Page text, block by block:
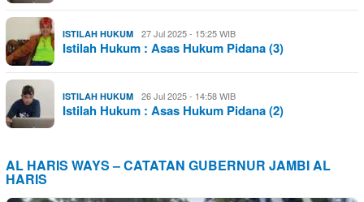
ISTILAH HUKUM 27 Jul 2025 - 15:25 WIB
Istilah Hukum : Asas Hukum Pidana (3)
ISTILAH HUKUM 26 Jul 2025 - 14:58 WIB
Istilah Hukum : Asas Hukum Pidana (2)
AL HARIS WAYS – CATATAN GUBERNUR JAMBI AL
HARIS